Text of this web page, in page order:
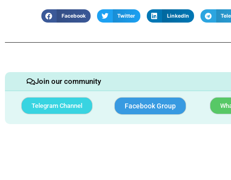
Facebook Twitter LinkedIn
Join our community
Telegram Channel Facebook Group